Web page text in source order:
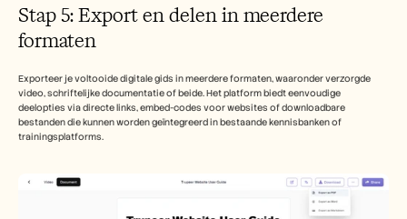
Stap 5: Export en delen in meerdere
formaten
Exporteer je voltooide digitale gids in meerdere formaten, waaronder verzorgde
video, schriftelijke documentatie of beide. Het platform biedt eenvoudige
deelopties via directe links, embed-codes voor websites of downloadbare
bestanden die kunnen worden geïntegreerd in bestaande kennisbanken of
trainingsplatforms.